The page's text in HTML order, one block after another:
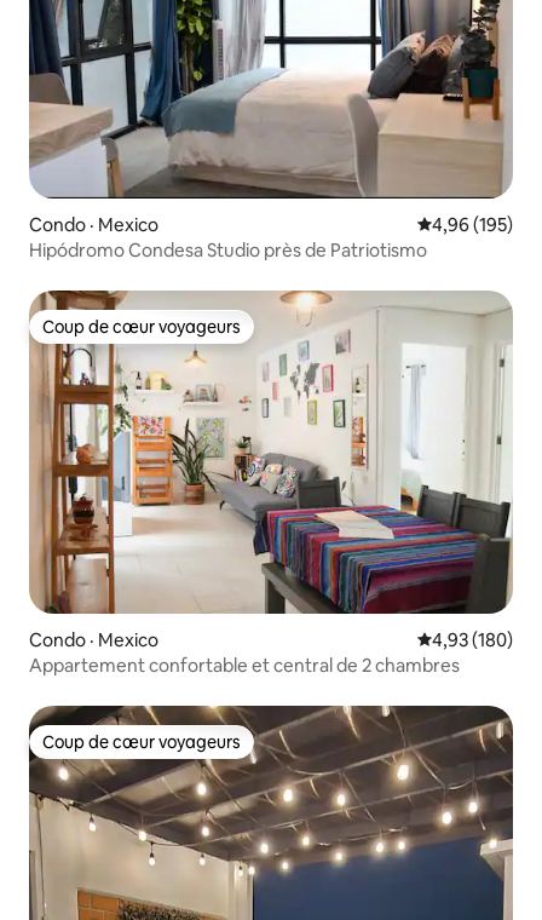
Condo · Mexico Note
4,96 (195)
Hipódromo Condesa Studio près de Patriotismo
Coup de cœur voyageurs
Coup de cœur voyageurs
Condo · Mexico Note
4,93 (180)
Appartement confortable et central de 2 chambres
Coup de cœur voyageurs
Coup de cœur voyageurs